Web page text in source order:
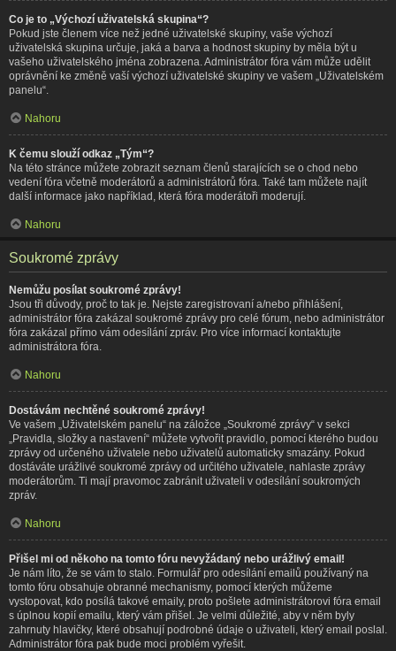
Co je to „Výchozí uživatelská skupina“?
Pokud jste členem více než jedné uživatelské skupiny, vaše výchozí
uživatelská skupina určuje, jaká a barva a hodnost skupiny by měla být u
vašeho uživatelského jména zobrazena. Administrátor fóra vám může udělit
oprávnění ke změně vaší výchozí uživatelské skupiny ve vašem „Uživatelském
panelu“.
Nahoru
K čemu slouží odkaz „Tým“?
Na této stránce můžete zobrazit seznam členů starajících se o chod nebo
vedení fóra včetně moderátorů a administrátorů fóra. Také tam můžete najít
další informace jako například, která fóra moderátoři moderují.
Nahoru
Soukromé zprávy
Nemůžu posílat soukromé zprávy!
Jsou tři důvody, proč to tak je. Nejste zaregistrovaní a/nebo přihlášení,
administrátor fóra zakázal soukromé zprávy pro celé fórum, nebo administrátor
fóra zakázal přímo vám odesílání zpráv. Pro více informací kontaktujte
administrátora fóra.
Nahoru
Dostávám nechtěné soukromé zprávy!
Ve vašem „Uživatelském panelu“ na záložce „Soukromé zprávy“ v sekci
„Pravidla, složky a nastavení“ můžete vytvořit pravidlo, pomocí kterého budou
zprávy od určeného uživatele nebo uživatelů automaticky smazány. Pokud
dostáváte urážlivé soukromé zprávy od určitého uživatele, nahlaste zprávy
moderátorům. Ti mají pravomoc zabránit uživateli v odesílání soukromých
zpráv.
Nahoru
Přišel mi od někoho na tomto fóru nevyžádaný nebo urážlivý email!
Je nám líto, že se vám to stalo. Formulář pro odesílání emailů používaný na
tomto fóru obsahuje obranné mechanismy, pomocí kterých můžeme
vystopovat, kdo posílá takové emaily, proto pošlete administrátorovi fóra email
s úplnou kopií emailu, který vám přišel. Je velmi důležité, aby v něm byly
zahrnuty hlavičky, které obsahují podrobné údaje o uživateli, který email poslal.
Administrátor fóra pak bude moci problém vyřešit.